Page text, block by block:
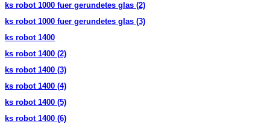
ks robot 1000 fuer gerundetes glas (2)
ks robot 1000 fuer gerundetes glas (3)
ks robot 1400
ks robot 1400 (2)
ks robot 1400 (3)
ks robot 1400 (4)
ks robot 1400 (5)
ks robot 1400 (6)